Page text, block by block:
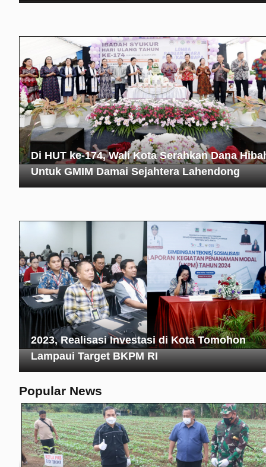
Popular News
Di HUT ke-174, Wali Kota Serahkan Dana
Untuk GMIM Damai Sejahtera Lahendong
2023, Realisasi Investasi di Kota Tomohon
Lampaui Target BKPM RI